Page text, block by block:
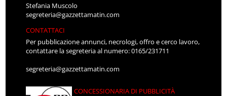
Stefania Muscolo
segreteria@gazzettamatin.com
CONTATTACI
Per pubblicazione annunci, necrologi, offro e cerco lavoro,
contattare la segreteria al numero: 0165/231711
segreteria@gazzettamatin.com
CONCESSIONARIA DI PUBBLICITÀ